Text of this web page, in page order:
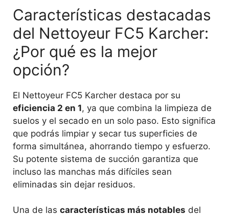
Características destacadas
del Nettoyeur FC5 Karcher:
¿Por qué es la mejor
opción?
El Nettoyeur FC5 Karcher destaca por su
eficiencia 2 en 1, ya que combina la limpieza de
suelos y el secado en un solo paso. Esto significa
que podrás limpiar y secar tus superficies de
forma simultánea, ahorrando tiempo y esfuerzo.
Su potente sistema de succión garantiza que
incluso las manchas más difíciles sean
eliminadas sin dejar residuos.
Una de las características más notables del